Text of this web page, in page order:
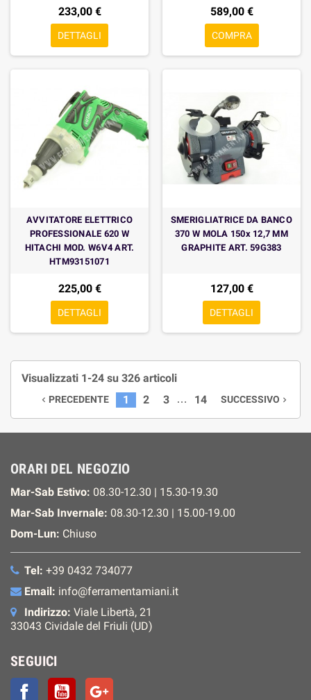
233,00 €
DETTAGLI
589,00 €
COMPRA
AVVITATORE ELETTRICO
PROFESSIONALE 620 W
HITACHI MOD. W6V4 ART.
HTM93151071
225,00 €
DETTAGLI
SMERIGLIATRICE DA BANCO
370 W MOLA 150x 12,7 MM
GRAPHITE ART. 59G383
127,00 €
DETTAGLI
Visualizzati 1-24 su 326 articoli
 PRECEDENTE 1 2 3 … 14 SUCCESSIVO 
ORARI DEL NEGOZIO
Mar-Sab Estivo: 08.30-12.30 | 15.30-19.30
Mar-Sab Invernale: 08.30-12.30 | 15.00-19.00
Dom-Lun: Chiuso
Tel: +39 0432 734077
Email: info@ferramentamiani.it
Indirizzo: Viale Libertà, 21
33043 Cividale del Friuli (UD)
SEGUICI
FacebookYouTube